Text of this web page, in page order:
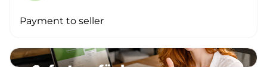
Payment to seller